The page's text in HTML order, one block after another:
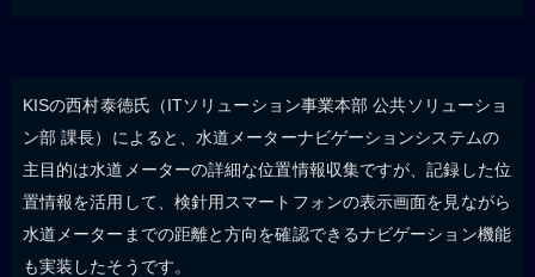
KISの西村泰徳氏（ITソリューション事業本部 公共ソリューショ
ン部 課長）によると、水道メーターナビゲーションシステムの
主目的は水道メーターの詳細な位置情報収集ですが、記録した位
置情報を活用して、検針用スマートフォンの表示画面を見ながら
水道メーターまでの距離と方向を確認できるナビゲーション機能
も実装したそうです。